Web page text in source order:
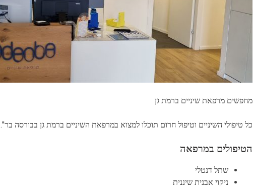
מחפשים מרפאת שיניים ברמת גן
כל טיפולי השיניים וטיפול חרום תוכלו למצוא במרפאת השיניים ברמת גן בבורסה בר".
הטיפולים במרפאה
שתל דנטלי
ניקוי אבנית שיננית